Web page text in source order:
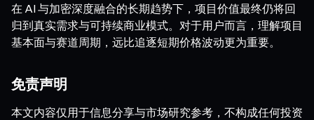
在 AI 与加密深度融合的长期趋势下，项目价值最终仍将回
归到真实需求与可持续商业模式。对于用户而言，理解项目
基本面与赛道周期，远比追逐短期价格波动更为重要。
免责声明
本文内容仅用于信息分享与市场研究参考，不构成任何投资